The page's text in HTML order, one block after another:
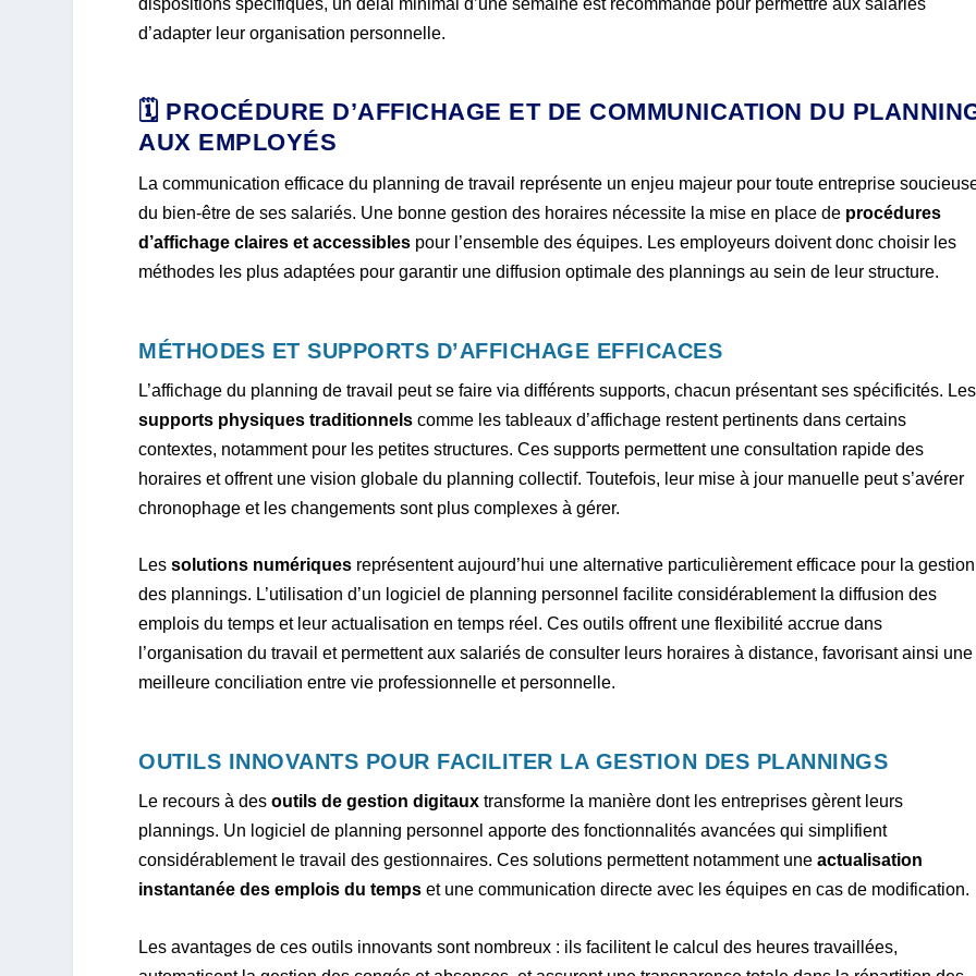
d’adapter leur organisation personnelle.
🗓️ PROCÉDURE D’AFFICHAGE ET DE COMMUNICATION DU
AUX EMPLOYÉS
La communication efficace du planning de travail représente un enjeu majeur pour toute entreprise
du bien-être de ses salariés. Une bonne gestion des horaires nécessite la mise en place de procédures
d’affichage claires et accessibles pour l’ensemble des équipes. Les employeurs doivent donc choisir les
méthodes les plus adaptées pour garantir une diffusion optimale des plannings au sein de leur structure.
MÉTHODES ET SUPPORTS D’AFFICHAGE EFFICACES
L’affichage du planning de travail peut se faire via différents supports, chacun présentant ses spécificités. Les
supports physiques traditionnels comme les tableaux d’affichage restent pertinents dans certains
contextes, notamment pour les petites structures. Ces supports permettent une consultation rapide des
horaires et offrent une vision globale du planning collectif. Toutefois, leur mise à jour manuelle peut s’avérer
chronophage et les changements sont plus complexes à gérer.
Lessolutions numériques représentent aujourd’hui une alternative particulièrement efficace pour la gestion
des plannings. L’utilisation d’un logiciel de planning personnel facilite considérablement la diffusion des
emplois du temps et leur actualisation en temps réel. Ces outils offrent une flexibilité accrue dans
l’organisation du travail et permettent aux salariés de consulter leurs horaires à distance, favorisant ainsi une
meilleure conciliation entre vie professionnelle et personnelle.
OUTILS INNOVANTS POUR FACILITER LA GESTION DES PLANNINGS
Le recours à desoutils de gestion digitaux transforme la manière dont les entreprises gèrent leurs
plannings. Un logiciel de planning personnel apporte des fonctionnalités avancées qui simplifient
considérablement le travail des gestionnaires. Ces solutions permettent notamment uneactualisation
instantanée des emplois du temps et une communication directe avec les équipes en cas de modification.
Les avantages de ces outils innovants sont nombreux : ils facilitent le calcul des heures travaillées,